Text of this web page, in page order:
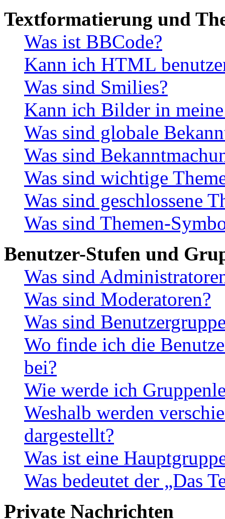
Textformatierung und
Was ist BBCode?
Kann ich HTML
Was sind Smilies?
Kann ich Bilder in
Was sind globale
Was sind
Was sind wichtige
Was sind geschlossene
Was sind Themen-
Benutzer-Stufen und
Was sind
Was sind Moderatoren?
Was sind
Wo finde ich die
bei?
Wie werde ich
Weshalb werden
dargestellt?
Was ist eine
Was bedeutet der „Das
Private Nachrichten